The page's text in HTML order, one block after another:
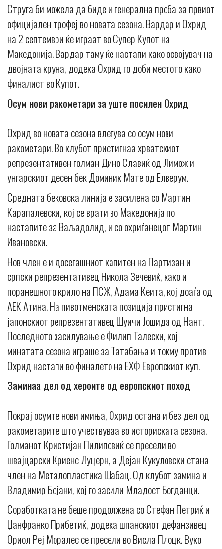
Струга би можела да биде и генерална проба за првиот
официјален трофеј во новата сезона. Вардар и Охрид
на 2 септември ќе играат во Супер Купот на
Македонија. Вардар таму ќе настапи како освојувач на
двојната круна, додека Охрид го доби местото како
финалист во Купот.
Осум нови ракометари за уште посилен Охрид
Охрид во новата сезона влегува со осум нови
ракометари. Во клубот пристигнаа хрватскиот
репрезентативен голман Дино Славиќ од Лимож и
унгарскиот десен бек Доминик Мате од Елверум.
Средната бековска линија е засилена со Мартин
Карапалевски, кој се врати во Македонија по
настапите за Ваљадолид, и со охриѓанецот Мартин
Ивановски.
Нов член е и досегашниот капитен на Партизан и
српски репрезентативец Никола Зечевиќ, како и
поранешното крило на ПСЖ, Адама Кеита, кој доаѓа од
АЕК Атина. На пивотменската позиција пристигна
јапонскиот репрезентативец Шуичи Јошида од Нант.
Последното засилување е Филип Талески, кој
минатата сезона играше за Татабања и токму против
Охрид настапи во финалето на ЕХФ Европскиот куп.
Заминаа дел од хероите од европскиот поход
Покрај осумте нови имиња, Охрид остана и без дел од
ракометарите што учествуваа во историската сезона.
Голманот Кристијан Пилиповиќ се пресели во
швајцарски Криенс Луцерн, а Дејан Кукуловски стана
член на Металопластика Шабац. Од клубот замина и
Владимир Бојани, кој го засили Младост Богданци.
Соработката не беше продолжена со Стефан Петриќ и
Џанфранко Прибетиќ, додека шпанскиот дефанзивец
Ориол Реј Моралес се пресели во Висла Плоцк. Вуко